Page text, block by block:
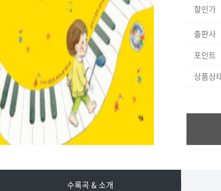
할인가
출판사
포인트
상품상
수록곡 & 소개